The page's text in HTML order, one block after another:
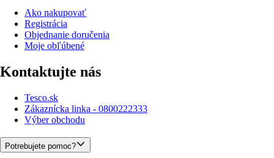
Ako nakupovať
Registrácia
Objednanie doručenia
Moje obľúbené
Kontaktujte nás
Tesco.sk
Zákaznícka linka - 0800222333
Výber obchodu
Potrebujete pomoc?